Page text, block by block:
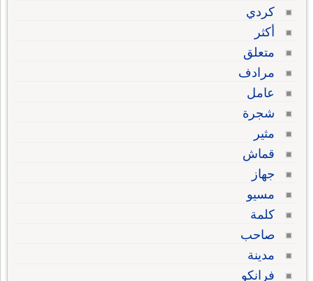
كردي
أكثر
متعلق
مرادف
عامل
شجرة
مثير
قماش
جهاز
مسيو
كلمة
صاحب
مدينة
فرانكو